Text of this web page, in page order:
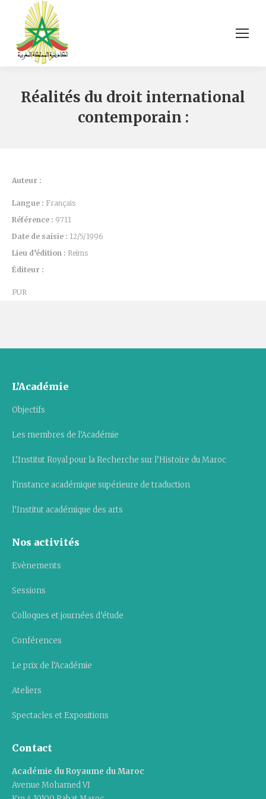
Réalités du droit international
contemporain :
Auteur :
Langue : Français
Référence : 9711
Date de saisie : 12/5/1996
Lieu d’édition : Reims
Éditeur :
PUR
L’Académie
Objectifs
Les membres de l’Académie
L’Institut Royal pour la Recherche sur l’Histoire du Maroc
l’instance académique supérieure de traduction
l’Institut académique des arts
Nos activités
Evènements
Sessions
Colloques et journées d’étude
Conférences
Le prix de l’Académie
Ateliers
Spectacles et Expositions
Contact
Académie du Royaume du Maroc
Avenue Mohamed VI